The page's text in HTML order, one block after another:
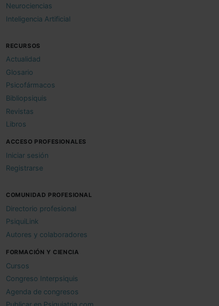
Neurociencias
Inteligencia Artificial
RECURSOS
Actualidad
Glosario
Psicofármacos
Bibliopsiquis
Revistas
Libros
ACCESO PROFESIONALES
Iniciar sesión
Registrarse
COMUNIDAD PROFESIONAL
Directorio profesional
PsiquiLink
Autores y colaboradores
FORMACIÓN Y CIENCIA
Cursos
Congreso Interpsiquis
Agenda de congresos